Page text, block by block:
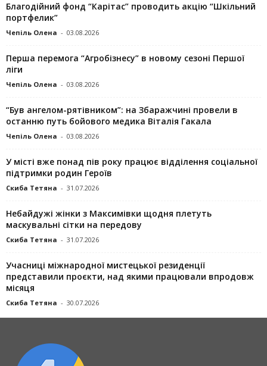
Благодійний фонд “Карітас” проводить акцію “Шкільний
портфелик”
Чепіль Олена - 03.08.2026
Перша перемога “Агробізнесу” в новому сезоні Першої
ліги
Чепіль Олена - 03.08.2026
“Був ангелом-рятівником”: на Збаражчині провели в
останню путь бойового медика Віталія Гакала
Чепіль Олена - 03.08.2026
У місті вже понад пів року працює відділення соціальної
підтримки родин Героїв
Скиба Тетяна - 31.07.2026
Небайдужі жінки з Максимівки щодня плетуть
маскувальні сітки на передову
Скиба Тетяна - 31.07.2026
Учасниці міжнародної мистецької резиденції
представили проєкти, над якими працювали впродовж
місяця
Скиба Тетяна - 30.07.2026